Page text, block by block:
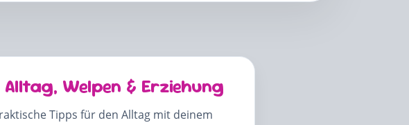
Welpen & Erziehung
Tipps für den Alltag mit deinem